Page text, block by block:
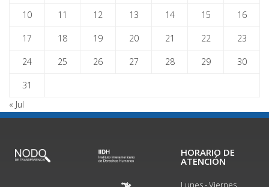
10 11 12 13 14 15 16
17 18 19 20 21 22 23
24 25 26 27 28 29 30
31
« Jul
HORARIO DE
ATENCIÓN
Lunes - Viernes